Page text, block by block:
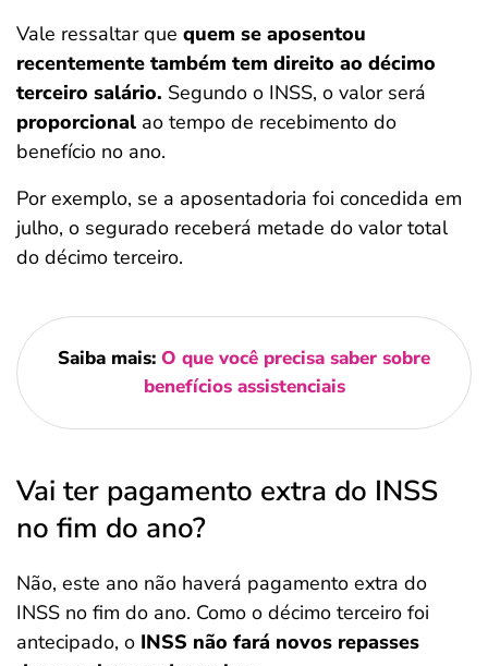
Vale ressaltar que quem se aposentou
recentemente também tem direito ao décimo
terceiro salário. Segundo o INSS, o valor será
proporcional ao tempo de recebimento do
benefício no ano.
Por exemplo, se a aposentadoria foi concedida em
julho, o segurado receberá metade do valor total
do décimo terceiro.
Saiba mais: O que você precisa saber sobre
benefícios assistenciais
Vai ter pagamento extra do INSS
no fim do ano?
Não, este ano não haverá pagamento extra do
INSS no fim do ano. Como o décimo terceiro foi
antecipado, o INSS não fará novos repasses